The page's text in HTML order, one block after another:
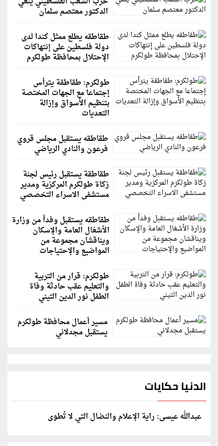
الدكتور معتصم سلمان
طقاطقه يطلع ممثل كندا لدى
دولة فلسطين على إنتهاكات
الإحتلال بمحافظة طولكرم
طولكرم: طقاطقة يترأس
إجتماعا مع الجهات المختصة
بتنظيم الأسواق وإزالة
التعديات
طقاطقه يستقبل مجلس قروي
فرعون والنادي الرياضي
طقاطقة يستقبل رئيس لجنة
زكاة طولكرم المركزية ومدير
مستشفى الاسراء التخصصي
طقاطقه يستقبل وفداً من وزارة
الأشغال العامة والإسكان
ويناقشان مجموعة من
المواضيع والإحتياجات
طولكرم: قرار من التربية
والتعليم عقب حادثة وفاة
الطفل نور الدين التيني
مسير أعمال محافظة طولكرم
يستقبل مجدلاني
الدنيا حكايات
عبدالله عيسى: راية الإعلام والنضال التي لا تُطوى